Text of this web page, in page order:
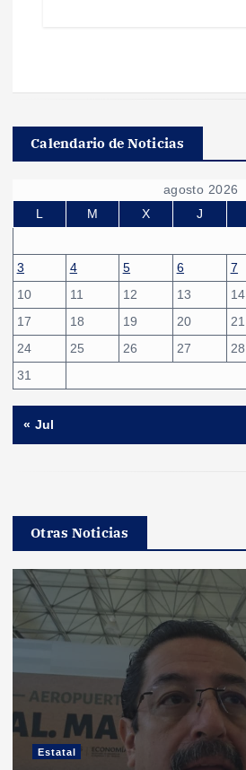
Calendario de Noticias
agosto 2026
L
M X J
3
4 5 6 7
10
11 12 13 14
17
18 19 20 21
24
25 26 27 28
31
« Jul
Otras Noticias
Estatal